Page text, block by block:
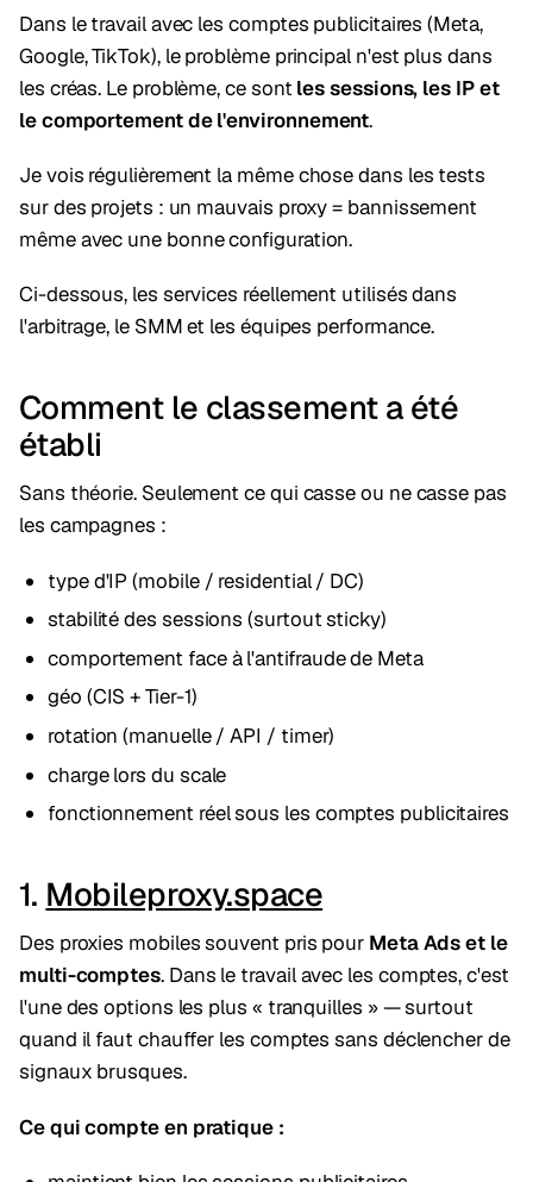
Dans le travail avec les comptes publicitaires (Meta,
Google, TikTok), le problème principal n'est plus dans
les créas. Le problème, ce sont les sessions, les IP et
le comportement de l'environnement.
Je vois régulièrement la même chose dans les tests
sur des projets : un mauvais proxy = bannissement
même avec une bonne configuration.
Ci-dessous, les services réellement utilisés dans
l'arbitrage, le SMM et les équipes performance.
Comment le classement a été
établi
Sans théorie. Seulement ce qui casse ou ne casse pas
les campagnes :
type d'IP (mobile / residential / DC)
stabilité des sessions (surtout sticky)
comportement face à l'antifraude de Meta
géo (CIS + Tier-1)
rotation (manuelle / API / timer)
charge lors du scale
fonctionnement réel sous les comptes publicitaires
1. Mobileproxy.space
Des proxies mobiles souvent pris pour Meta Ads et le
multi-comptes. Dans le travail avec les comptes, c'est
l'une des options les plus « tranquilles » — surtout
quand il faut chauffer les comptes sans déclencher de
signaux brusques.
Ce qui compte en pratique :